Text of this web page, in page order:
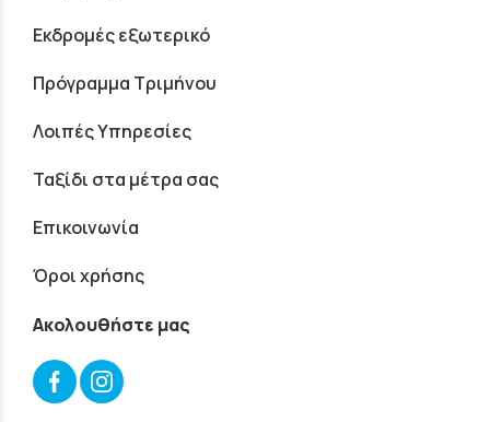
Εκδρομές εξωτερικό
Πρόγραμμα Τριμήνου
Λοιπές Υπηρεσίες
Ταξίδι στα μέτρα σας
Επικοινωνία
Όροι χρήσης
Ακολουθήστε μας